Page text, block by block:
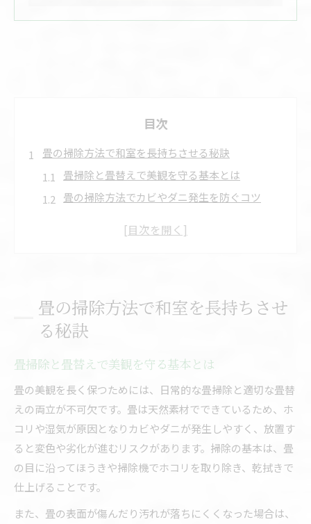
目次
畳の掃除方法で和室を長持ちさせる秘訣
畳掃除と畳替えで美観を守る基本とは
畳の掃除方法でカビやダニ発生を防ぐコツ
畳替えタイミングの見極めと掃除の関係性
畳拭き掃除の正しいやり方と畳替えの基準
古い畳掃除方法と畳替え時期の目安
畳替え前後におすすめの掃除ポイント
畳掃除ほうきとウエットシートの使い分け術
畳掃除のウエットシート活用術と注意点
畳掃除と畳替えに役立つウエットシートの選び
方
畳掃除 ウエットシート使用時の基本手順
畳掃除 クイックルワイパーの注意点と落とし
畳の掃除方法で和室を長持ちさせ
る秘訣
畳掃除と畳替えで美観を守る基本とは
畳の美観を長く保つためには、日常的な畳掃除と適切な畳替
えの両立が不可欠です。畳は天然素材でできているため、ホ
コリや湿気が原因となりカビやダニが発生しやすく、放置す
ると変色や劣化が進むリスクがあります。掃除の基本は、畳
の目に沿ってほうきや掃除機でホコリを取り除き、乾拭きで
仕上げることです。
また、畳の表面が傷んだり汚れが落ちにくくなった場合は、